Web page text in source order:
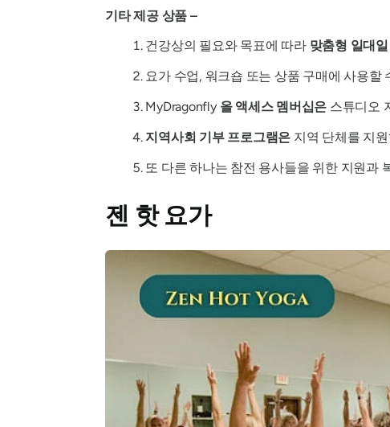
기타 제공 상품 –
건강상의 필요와 목표에 따라 맞춤형 일대
요가 수업, 워크숍 또는 상품 구매에 사용할
MyDragonfly 올 액세스 멤버십은 스튜디오
지역사회 기부 프로그램은 지역 단체를 지
또 다른 하나는 참전 용사들을 위한 지원과
젠 핫 요가